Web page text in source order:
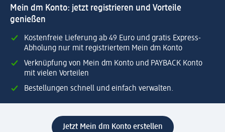
Mein dm Konto: jetzt registrieren und Vorteile
genießen
Kostenfreie Lieferung ab 49 Euro und gratis Express-
Abholung nur mit registriertem Mein dm Konto
Verknüpfung von Mein dm Konto und PAYBACK Konto
mit vielen Vorteilen
Bestellungen schnell und einfach verwalten.
Jetzt Mein dm Konto erstellen